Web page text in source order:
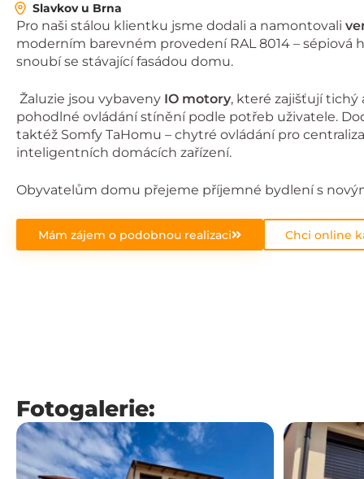
Slavkov u Brna
Pro naši stálou klientku jsme dodali a namontovali
moderním barevném provedení RAL 8014 – sépiová
snoubí se stávající fasádou domu.
Žaluzie jsou vybaveny IO motory, které zajišťují
pohodlné ovládání stínění podle potřeb uživatele.
taktéž Somfy TaHomu – chytré ovládání pro
inteligentních domácích zařízení.
Obyvatelům domu přejeme příjemné bydlení s
Mám zájem o podobnou realizaci Chci online
Fotogalerie: